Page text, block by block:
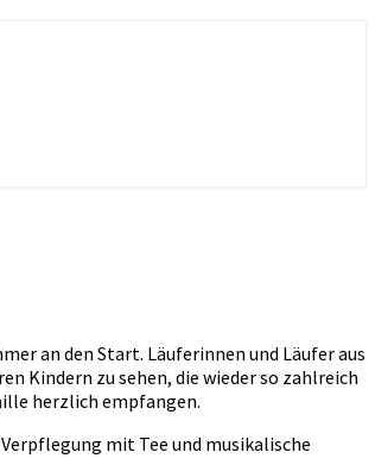
an den Start. Läuferinnen und Läufer aus
Kindern zu sehen, die wieder so zahlreich
herzlich empfangen.
mit Tee und musikalische